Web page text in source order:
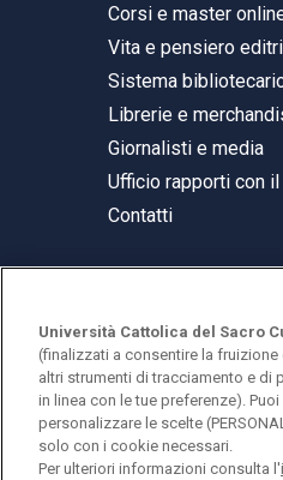
Corsi e master
Vita e pensiero
Sistema
Librerie e
Giornalisti e media
Ufficio rapporti con
Contatti
© Università Cattolica
Largo A. Gemelli 1,
PI 02133120150
Università Cattolica del Sacro
(finalizzati a consentire la
altri strumenti di tracciamento e di
in linea con le tue preferenze).
personalizzare le scelte
solo con i cookie necessari.
Per ulteriori informazioni consulta l'